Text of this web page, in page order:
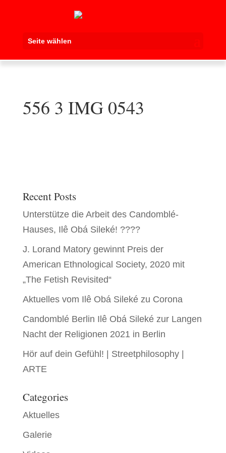
Seite wählen
556 3 IMG 0543
Recent Posts
Unterstütze die Arbeit des Candomblé-
Hauses, Ilê Obá Sileké! ????
J. Lorand Matory gewinnt Preis der
American Ethnological Society, 2020 mit
„The Fetish Revisited“
Aktuelles vom Ilê Obá Sileké zu Corona
Candomblé Berlin Ilê Obá Sileké zur Langen
Nacht der Religionen 2021 in Berlin
Hör auf dein Gefühl! | Streetphilosophy |
ARTE
Categories
Aktuelles
Galerie